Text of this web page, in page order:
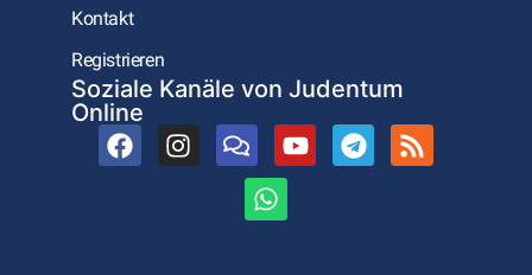
Kontakt
Registrieren
Soziale Kanäle von Judentum
Online